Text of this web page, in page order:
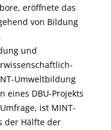
eröffnete das
von Bildung
und
Umweltbildung
eines DBU-Projekts
ist MINT-
der Hälfte der